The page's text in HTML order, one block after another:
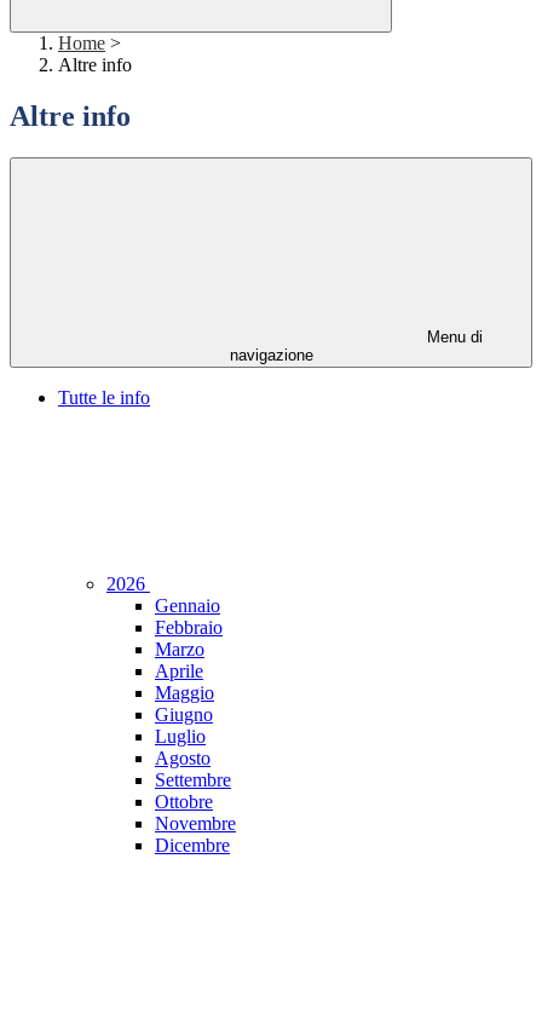
Home >
Altre info
Altre info
Menu di
navigazione
Tutte le info
2026
Gennaio
Febbraio
Marzo
Aprile
Maggio
Giugno
Luglio
Agosto
Settembre
Ottobre
Novembre
Dicembre